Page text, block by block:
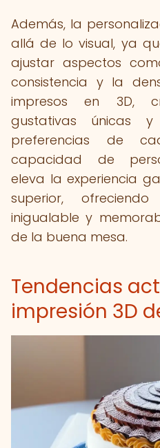
Además, la
allá de lo visual, ya
ajustar aspectos
consistencia y la
impresos en 3D,
gustativas únicas
preferencias de
capacidad de
eleva la experiencia
superior,
inigualable y
de la buena mesa.
Tendencias
impresión 3D